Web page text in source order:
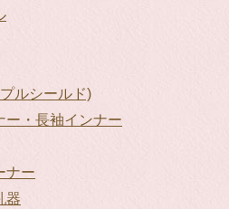
ルシールド)
ー・長袖インナー
ナー
器